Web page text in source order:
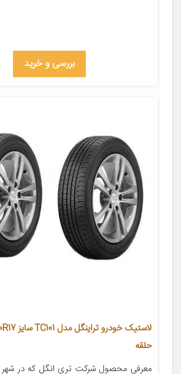
بررسی و خرید
حلقه
معرفی محصول شرکت تری انگل که در